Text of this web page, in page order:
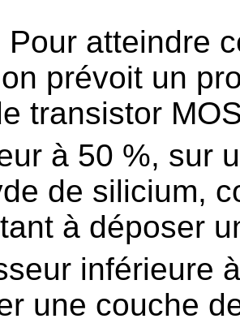
Pour atteindre
prévoit un
transistor
à 50 %, sur
de silicium,
à déposer
inférieure
une couche